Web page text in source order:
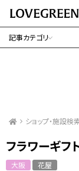
記事カテゴリ
ショップ・施設検
フラワーギ
大阪 花屋